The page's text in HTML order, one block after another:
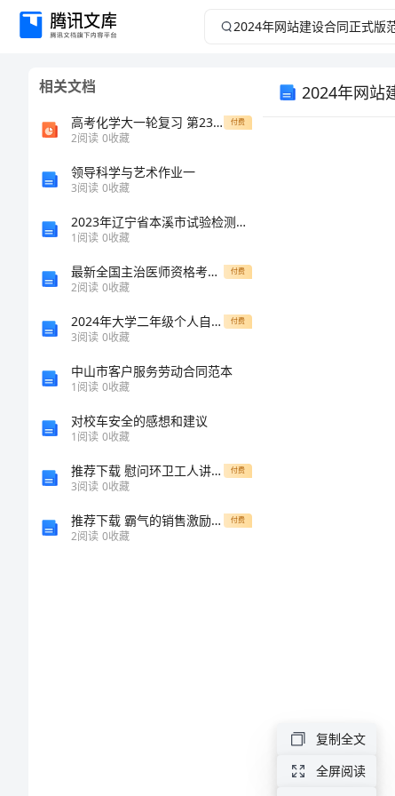
2024
2024
相关文档
高考化学大一轮复习 第23讲 化学能与热能 考点3 燃烧热与中和热 能源优选课件 付费
2阅读 0收藏
领导科学与艺术作业一
3阅读 0收藏
2023年辽宁省本溪市试验检测师之交通工程考试题库及参考答案【综合题】
1阅读 0收藏
最新全国主治医师资格考试王牌题库含精品答案 付费
2阅读 0收藏
2024年大学二年级个人自我总结 付费
3阅读 0收藏
中山市客户服务劳动合同范本
1阅读 0收藏
对校车安全的感想和建议
1阅读 0收藏
推荐下载 慰问环卫工人讲话稿 在环卫工人大会上的讲话 付费
3阅读 0收藏
推荐下载 霸气的销售激励口号大全 付费
2阅读 0收藏
2024年网站
复制全文
全屏阅读